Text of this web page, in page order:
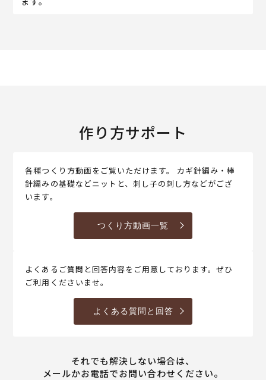
作り方サポート
各種つくり方動画をご覧いただけます。 カギ針編み・棒
針編みの基礎などニットと、刺し子の刺し方などがござ
います。
つくり方動画一覧
よくあるご質問と回答内容をご用意しております。ぜひ
ご利用くださいませ。
よくある質問と回答
それでも解決しない場合は、
メールかお電話でお問い合わせください。